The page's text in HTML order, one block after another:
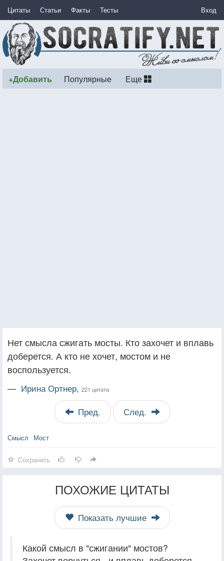
Цитаты Статьи Факты Тесты Вход
+Добавить Популярные Еще
Нет смысла сжигать мосты. Кто захочет и вплавь
доберется. А кто не хочет, мостом и не
воспользуется.
— Ирина Ортнер, 221 цитата
Пред. След.
Смысл Мост
Сохранить
ПОХОЖИЕ ЦИТАТЫ
Показать лучшие
Какой смысл в "сжигании" мостов?